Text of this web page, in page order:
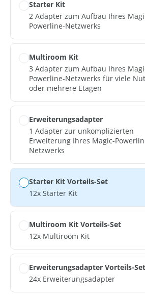
Starter Kit
2 Adapter zum Aufbau Ihres
Powerline-Netzwerks
Multiroom Kit
3 Adapter zum Aufbau Ihres
Powerline-Netzwerks für viele
oder mehrere Etagen
Erweiterungsadapter
1 Adapter zur unkomplizierten
Erweiterung Ihres Magic-
Netzwerks
Starter Kit Vorteils-Set
12x Starter Kit
Multiroom Kit Vorteils-Set
12x Multiroom Kit
Erweiterungsadapter Vorteils-Set
24x Erweiterungsadapter